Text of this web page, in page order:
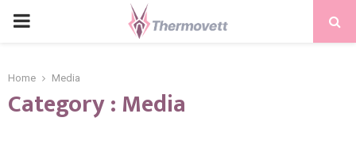
PRIMARY
Home Media
Category : Media